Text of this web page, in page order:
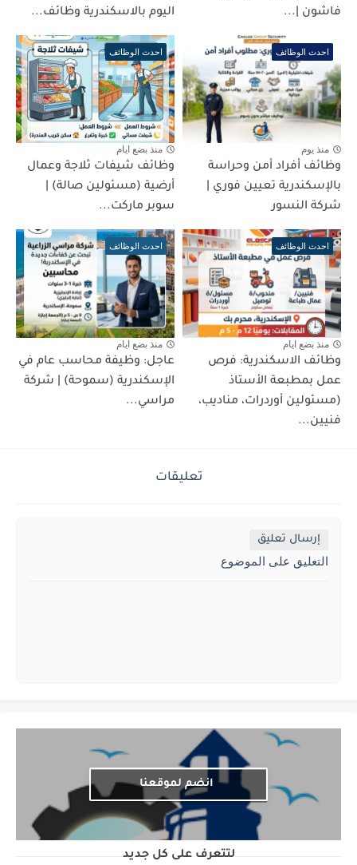
فاشون |...
اليوم بالاسكندرية وظائف...
احدث الوظائف
منذ يوم
وظائف أفراد أمن وحراسة
بالإسكندرية تعيين فوري |
شركة النسور
احدث الوظائف
منذ بضع ايام
وظائف شيفات ثلاجة وعمال
أرضية (مسئولين صالة) |
سوبر ماركت...
احدث الوظائف
منذ بضع ايام
وظائف الاسكندرية: فرص
عمل بمطبعة الأستاذ
(مسئولين أوردرات، مناديب،
فنيين...
احدث الوظائف
منذ بضع ايام
عاجل: وظيفة محاسب عام في
الإسكندرية (سموحة) | شركة
مراسي...
تعليقات
إرسال تعليق
التعليق على الموضوع
انضم لموقعنا
لتتعرف على كل جديد